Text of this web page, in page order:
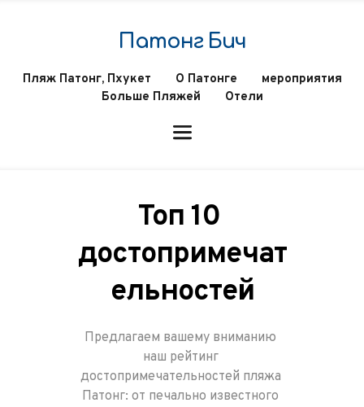
Патонг Бич
Пляж Патонг, Пхукет О Патонге
мероприятия
Больше Пляжей
Отели
Топ 10
достопримечат
ельностей
Предлагаем вашему вниманию
наш рейтинг
достопримечательностей пляжа
Патонг: от печально известного